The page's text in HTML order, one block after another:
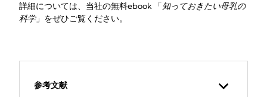
詳細については、当社の無料ebook 「知っておきたい母乳の
科学」をぜひご覧ください。
参考文献